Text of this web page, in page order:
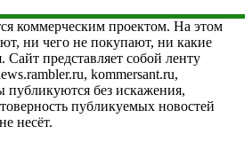
коммерческим проектом. На этом
ни чего не покупают, ни какие
Сайт представляет собой ленту
kommersant.ru,
публикуются без искажения,
публикуемых новостей
несёт.